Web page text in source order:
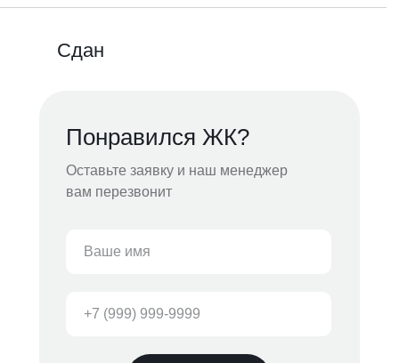
Оставьте заявку и наш менеджер
вам перезвонит
Понравился ЖК?
Сдан